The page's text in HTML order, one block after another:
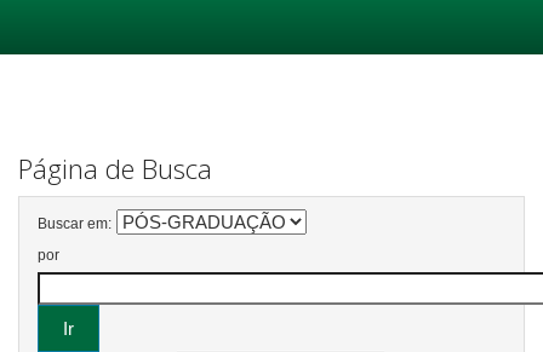
Página de Busca
Buscar em:
por